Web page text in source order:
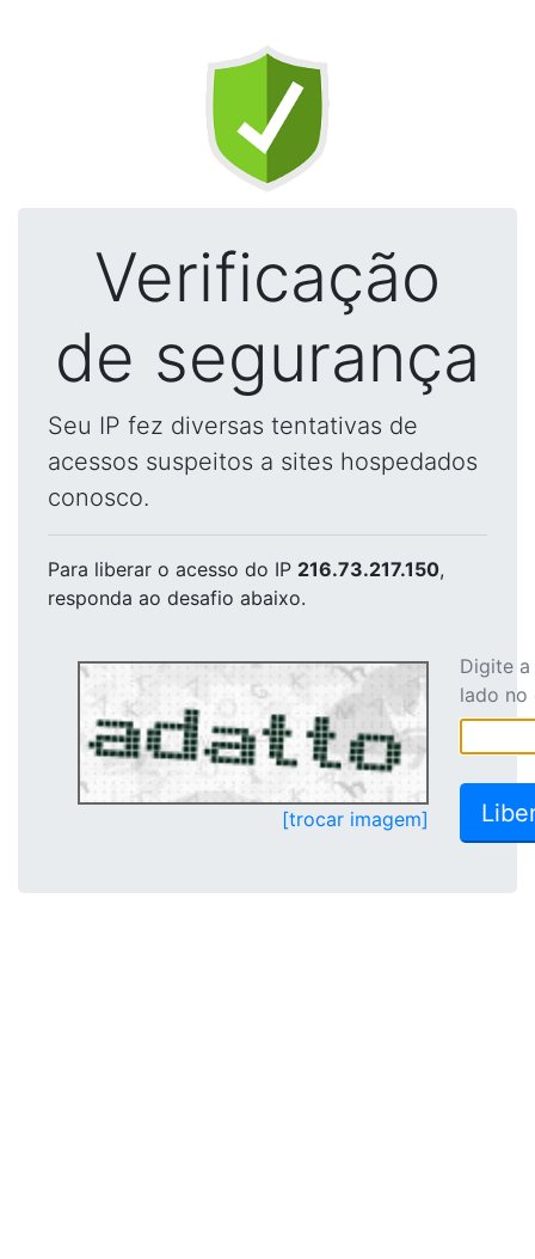
Verificação
de segurança
Seu IP fez diversas tentativas de
acessos suspeitos a sites hospedados
conosco.
Para liberar o acesso do IP 216.73.217.150,
responda ao desafio abaixo.
[trocar imagem]
Digite
lado no